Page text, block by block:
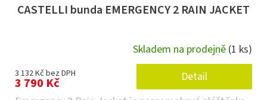
CASTELLI bunda EMERGENCY 2 RAIN JACKET
Skladem na prodejně (1 ks)
3 132 Kč bez DPH
3 790 Kč
Detail